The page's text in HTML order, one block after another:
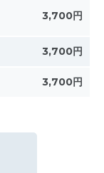
3,700円
3,700円
3,700円